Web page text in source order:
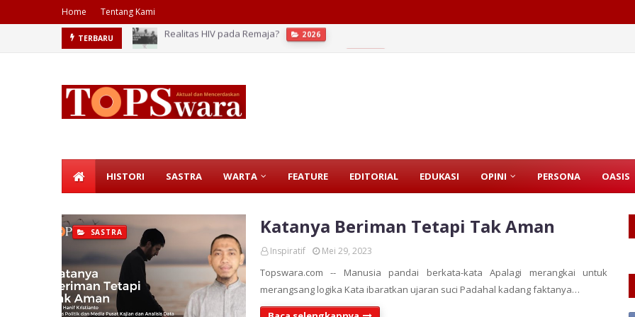
Home Tentang Kami
TERBARU Meninjau Kembali soal Kepatuhan Pajak
HISTORI SASTRA WARTA FEATURE EDITORIAL EDUKASI OPINI PERSONA OASIS
SASTRA Katanya Beriman Tetapi Tak Aman
Inspiratif Mei 29, 2023
Topswara.com -- Manusia pandai berkata-kata Apalagi merangkai untuk
merangsang logika Kata ibaratkan ujaran suci Padahal kadang faktanya…